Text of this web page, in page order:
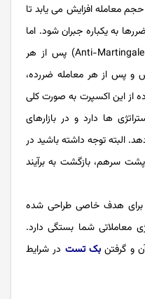
معامله افزایش می یابد تا
به یکباره جبران شود. اما
در استراتژی آنتی مارتینگل (Anti-Martingale Expert) پس از هر
و پس از هر معامله ضررده،
از این اکسپرت به صورت کلی
ها دارد و در بازارهای
البته توجه داشته باشید در
سرهم، بازگشت به برآیند
برای هدف خاصی طراحی شده
معاملاتی شما بستگی دارد.
و گرفتن بک تست در شرایط